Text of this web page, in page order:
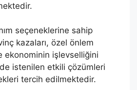
seçeneklerine sahip
kazaları, özel önlem
ekonominin işlevselliğini
istenilen etkili çözümleri
tercih edilmektedir.